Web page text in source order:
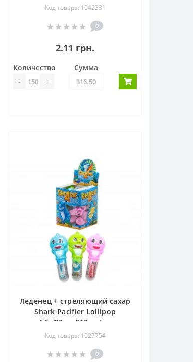
Код товара: 1042331
0
2.11 грн.
Количество
- +
Сумма
Леденец + стреляющий сахар
Shark Pacifier Lollipop
4.5г/30шт 360шт/ящ
Код товара: 1027754
0